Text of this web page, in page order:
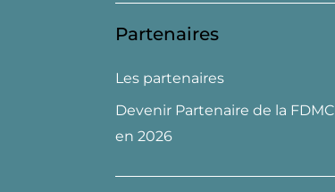
Partenaires
Les partenaires
Devenir Partenaire de la FDMC
en 2026